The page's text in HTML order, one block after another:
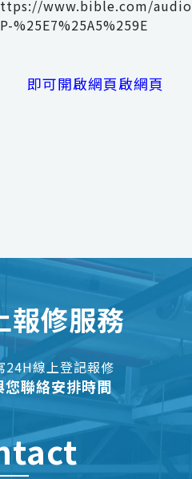
www.bible.com/
%25E7%25A5%259E
可開啟網頁啟網頁
報修服務
24H線上登記報修
聯絡安排時間